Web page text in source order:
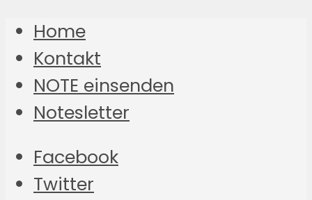
Home
Kontakt
NOTE einsenden
Notesletter
Facebook
Twitter